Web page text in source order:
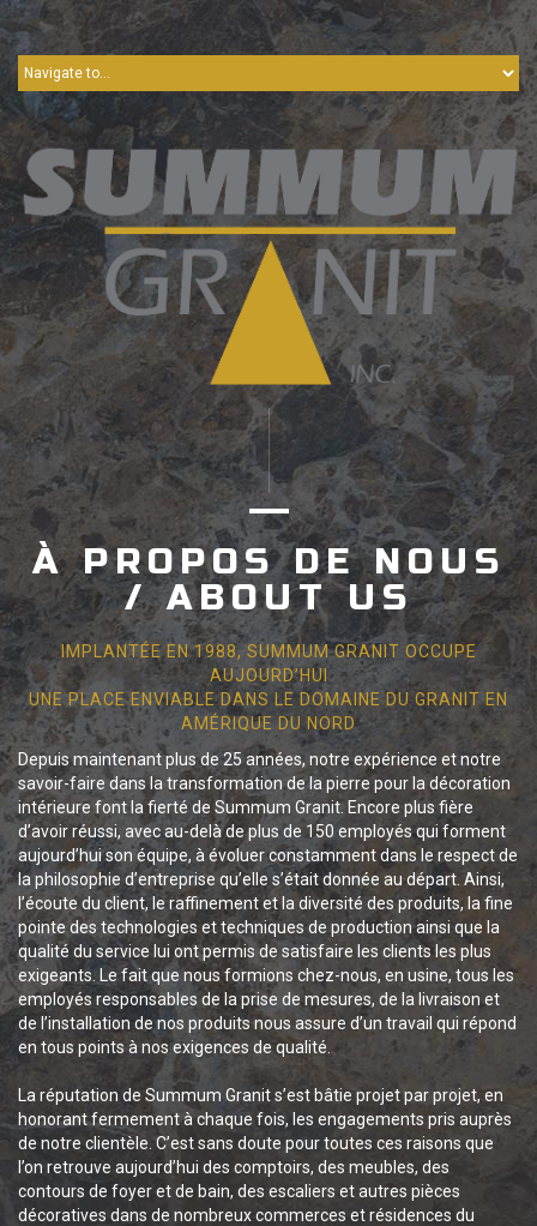
À PROPOS DE NOUS
/ ABOUT US
IMPLANTÉE EN 1988, SUMMUM GRANIT OCCUPE
AUJOURD’HUI
UNE PLACE ENVIABLE DANS LE DOMAINE DU GRANIT EN
AMÉRIQUE DU NORD
Depuis maintenant plus de 25 années, notre expérience et notre
savoir-faire dans la transformation de la pierre pour la décoration
intérieure font la fierté de Summum Granit. Encore plus fière
d’avoir réussi, avec au-delà de plus de 150 employés qui forment
aujourd’hui son équipe, à évoluer constamment dans le respect de
la philosophie d’entreprise qu’elle s’était donnée au départ. Ainsi,
l’écoute du client, le raffinement et la diversité des produits, la fine
pointe des technologies et techniques de production ainsi que la
qualité du service lui ont permis de satisfaire les clients les plus
exigeants. Le fait que nous formions chez-nous, en usine, tous les
employés responsables de la prise de mesures, de la livraison et
de l’installation de nos produits nous assure d’un travail qui répond
en tous points à nos exigences de qualité.
La réputation de Summum Granit s’est bâtie projet par projet, en
honorant fermement à chaque fois, les engagements pris auprès
de notre clientèle. C’est sans doute pour toutes ces raisons que
l’on retrouve aujourd’hui des comptoirs, des meubles, des
contours de foyer et de bain, des escaliers et autres pièces
décoratives dans de nombreux commerces et résidences du